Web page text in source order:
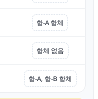
항-A 항체
항체 없음
항-A, 항-B 항체